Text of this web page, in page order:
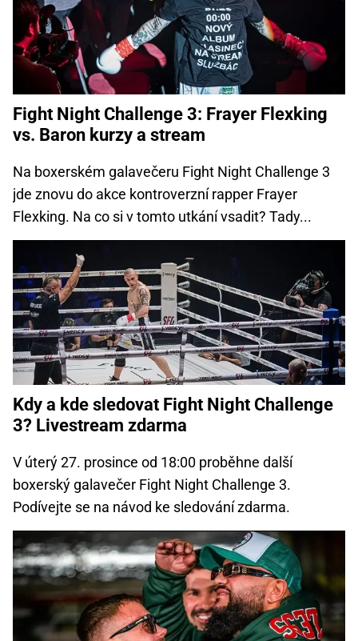
Fight Night Challenge 3: Frayer Flexking
vs. Baron kurzy a stream
Na boxerském galavečeru Fight Night Challenge 3
jde znovu do akce kontroverzní rapper Frayer
Flexking. Na co si v tomto utkání vsadit? Tady...
Kdy a kde sledovat Fight Night Challenge
3? Livestream zdarma
V úterý 27. prosince od 18:00 proběhne další
boxerský galavečer Fight Night Challenge 3.
Podívejte se na návod ke sledování zdarma.